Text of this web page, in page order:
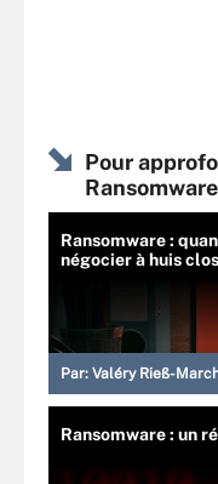
Pour
Ransomware :
négocier à huis clos
Par: Valéry Rieß-
Ransomware : un